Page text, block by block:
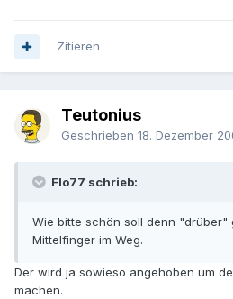
Zitieren
Teutonius
Geschrieben 18. Dezember
Flo77 schrieb:
Wie bitte schön soll denn "drüber"
Mittelfinger im Weg.
Der wird ja sowieso angehoben um
machen.